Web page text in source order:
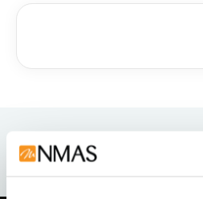
Relaterte produkter